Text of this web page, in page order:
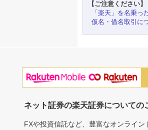
【ご注意ください】
「楽天」を名乗っ
仮名・借名取引に
ネット証券の楽天証券についての
FXや投資信託など、豊富なオンライ